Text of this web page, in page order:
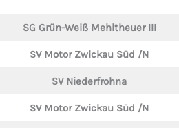
SG Grün-Weiß Mehltheuer III
SV Motor Zwickau Süd /N
SV Niederfrohna
SV Motor Zwickau Süd /N